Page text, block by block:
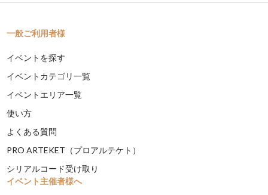
一般ご利用者様
イベントを探す
イベントカテゴリ一覧
イベントエリア一覧
使い方
よくある質問
PRO ARTEKET（プロアルテケト）
シリアルコード受け取り
イベント主催者様へ